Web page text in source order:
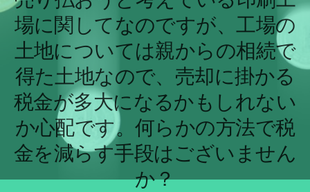
場に関してなのですが、工場の
土地については親からの相続で
得た土地なので、売却に掛かる
税金が多大になるかもしれない
か心配です。何らかの方法で税
金を減らす手段はございません
か？